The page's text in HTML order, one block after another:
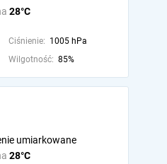
28°C
Ciśnienie: 1005 hPa
Wilgotność: 85%
28°C
umiarkowane